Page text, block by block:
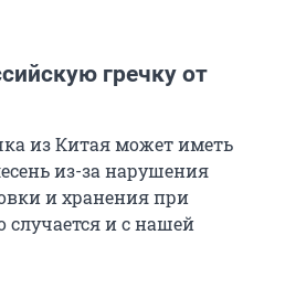
гречку от
из Китая может иметь
из-за нарушения
и хранения при
случается и с нашей